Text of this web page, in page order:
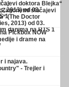
slučajevi
(The Doctor
2013) od 03.
danima na RTS 1
i drame na
- Trejler i